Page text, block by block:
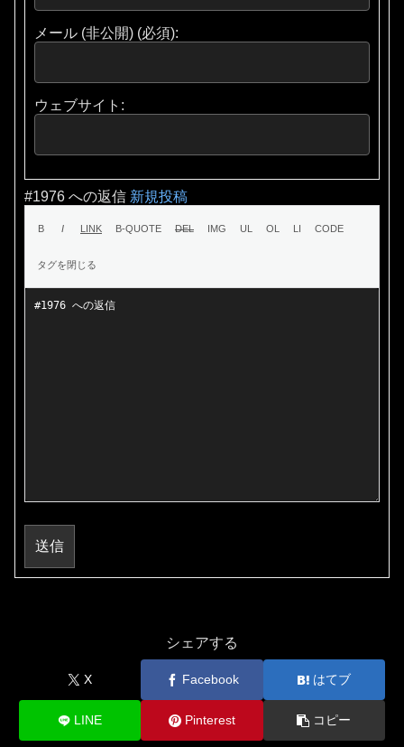
メール (非公開) (必須):
ウェブサイト:
#1976 への返信 新規投稿
送信
シェアする
X Facebook はてブ
LINE Pinterest コピー